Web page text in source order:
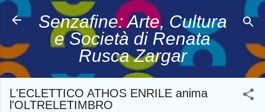
Passa ai contenuti principali
Senzafine: Arte, Cultura
e Società di Renata
Rusca Zargar
L'ECLETTICO ATHOS ENRILE anima
l'OLTRELETIMBRO